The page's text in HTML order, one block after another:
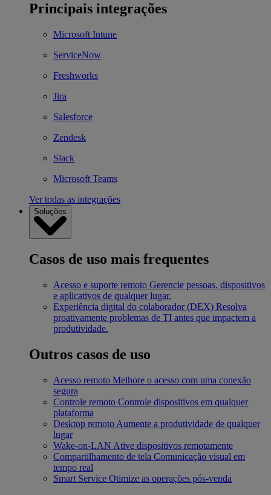
Principais integrações
Microsoft Intune
ServiceNow
Freshworks
Jira
Salesforce
Zendesk
Slack
Microsoft Teams
Ver todas as integrações
Soluções
Casos de uso mais frequentes
Acesso e suporte remoto Gerencie pessoas, dispositivos
e aplicativos de qualquer lugar.
Experiência digital do colaborador (DEX) Resolva
proativamente problemas de TI antes que impactem a
produtividade.
Outros casos de uso
Acesso remoto Melhore o acesso com uma conexão
segura
Controle remoto Controle dispositivos em qualquer
plataforma
Desktop remoto Aumente a produtividade de qualquer
lugar
Wake-on-LAN Ative dispositivos remotamente
Compartilhamento de tela Comunicação visual em
tempo real
Smart Service Otimize as operações pós-venda